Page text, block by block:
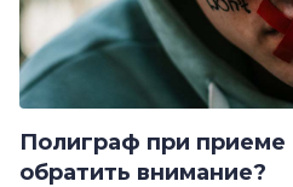
Полиграф при приеме
обратить внимание?